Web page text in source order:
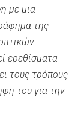
με μια
της
ερεθίσματα
τους τρόπους
του για την